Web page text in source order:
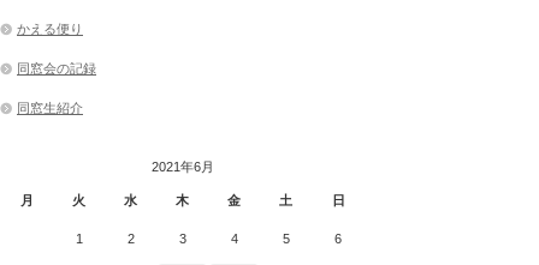
かえる便り
同窓会の記録
同窓生紹介
2021年6月
月 火 水 木 金 土 日
1 2 3 4 5 6